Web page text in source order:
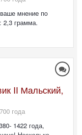
мнение по
2,3 грамма.
II Мальский,
года
1422 года,